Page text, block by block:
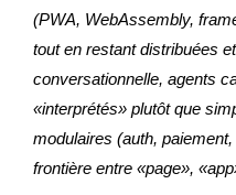
(PWA, WebAssembly,
tout en restant distribuées
conversationnelle, agents
«interprétés» plutôt que
modulaires (auth,
frontière entre «page»,